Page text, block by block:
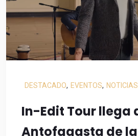
DESTACADO, EVENTOS, NOTICIAS
In-Edit Tour llega
Antofagasta de